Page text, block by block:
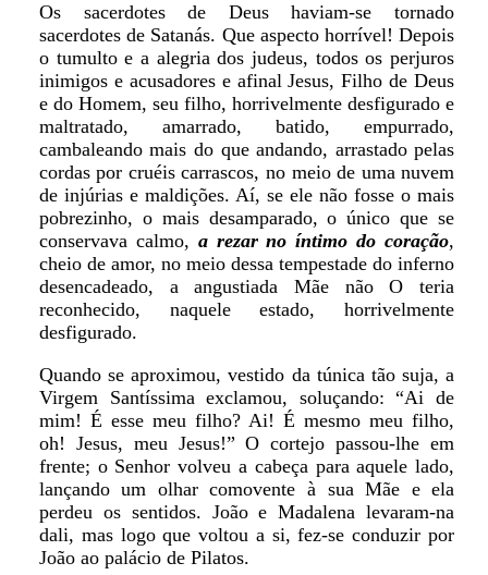
Os sacerdotes de Deus haviam-se tornado
sacerdotes de Satanás. Que aspecto horrível! Depois
o tumulto e a alegria dos judeus, todos os perjuros
inimigos e acusadores e afinal Jesus, Filho de Deus
e do Homem, seu filho, horrivelmente desfigurado e
maltratado, amarrado, batido, empurrado,
cambaleando mais do que andando, arrastado pelas
cordas por cruéis carrascos, no meio de uma nuvem
de injúrias e maldições. Aí, se ele não fosse o mais
pobrezinho, o mais desamparado, o único que se
conservava calmo, a rezar no íntimo do coração,
cheio de amor, no meio dessa tempestade do inferno
desencadeado, a angustiada Mãe não O teria
reconhecido, naquele estado, horrivelmente
desfigurado.
Quando se aproximou, vestido da túnica tão suja, a
Virgem Santíssima exclamou, soluçando: “Ai de
mim! É esse meu filho? Ai! É mesmo meu filho,
oh! Jesus, meu Jesus!” O cortejo passou-lhe em
frente; o Senhor volveu a cabeça para aquele lado,
lançando um olhar comovente à sua Mãe e ela
perdeu os sentidos. João e Madalena levaram-na
dali, mas logo que voltou a si, fez-se conduzir por
João ao palácio de Pilatos.